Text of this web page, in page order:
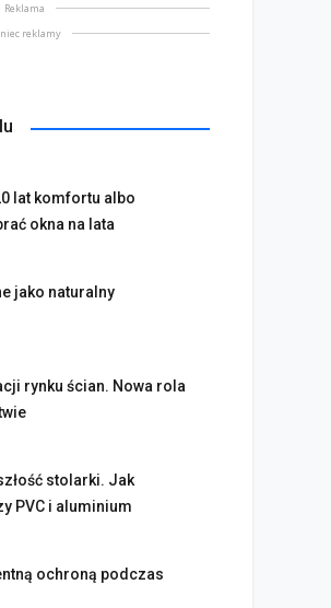
parametry
22 lipiec 2026
Reklama
reklamy
lat komfortu albo
okna na lata
jako naturalny
rynku ścian. Nowa rola
stolarki. Jak
PVC i aluminium
ochroną podczas